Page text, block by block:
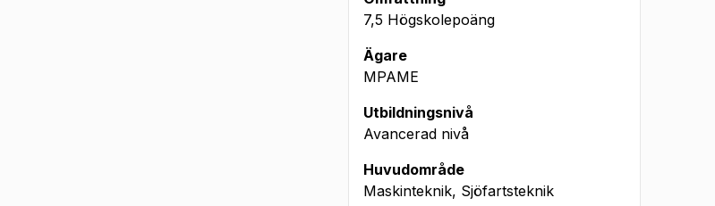
7,5 Högskolepoäng
Ägare
MPAME
Utbildningsnivå
Avancerad nivå
Huvudområde
Maskinteknik, Sjöfartsteknik